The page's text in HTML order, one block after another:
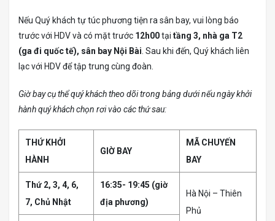
Nếu Quý khách tự túc phương tiện ra sân bay, vui lòng báo
trước với HDV và có mặt trước 12h00tại tầng 3, nhà ga T2
(ga đi quốc tế), sân bay Nội Bài . Sau khi đến, Quý khách liên
lạc với HDV để tập trung cùng đoàn.
Giờ bay cụ thể quý khách theo dõi trong bảng dưới nếu ngày khởi
hành quý khách chọn rơi vào các thứ sau:
THỨ KHỞI
HÀNH
GIỜ BAY
MÃ CHUYẾN
BAY
Thứ 2, 3, 4, 6,
7, Chủ Nhật
16:35- 19:45 (giờ
địa phương)
Hà Nội – Thiên
Phủ